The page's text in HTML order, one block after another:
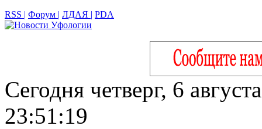
RSS | Форум | ЛДАЯ | PDA
Сегодня четверг, 6
23:51:20